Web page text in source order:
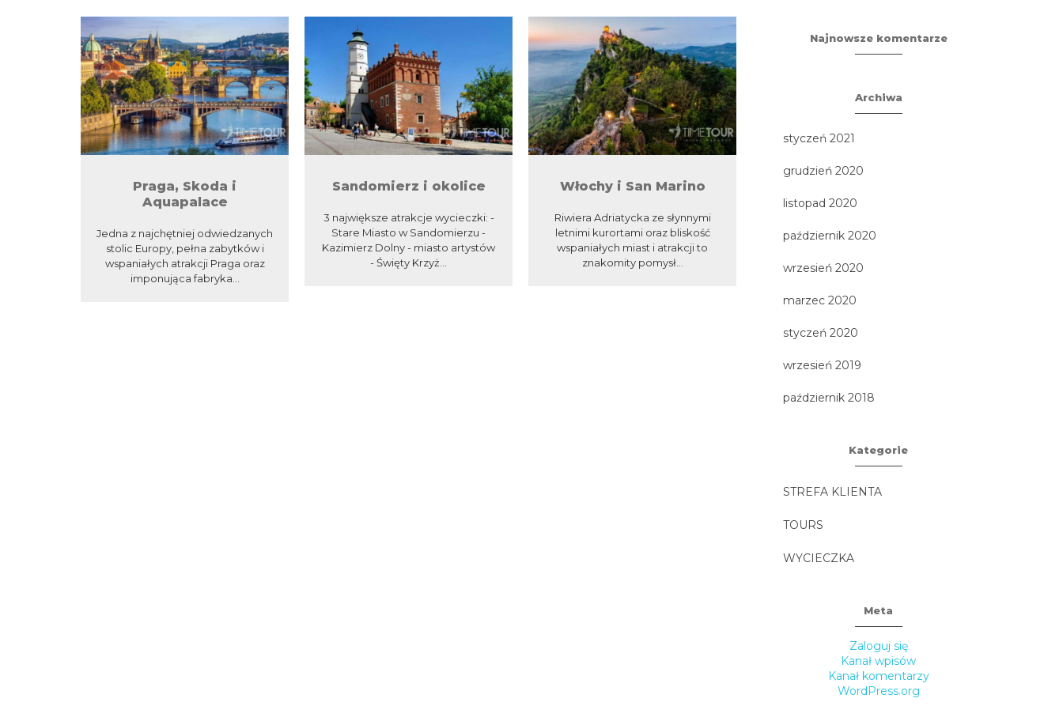
Praga, Skoda i
Aquapalace
Jedna z najchętniej odwiedzanych
stolic Europy, pełna zabytków i
wspaniałych atrakcji Praga oraz
imponująca fabryka...
Sandomierz i okolice
3 największe atrakcje wycieczki: -
Stare Miasto w Sandomierzu -
Kazimierz Dolny - miasto artystów
- Święty Krzyż...
Włochy i San Marino
Riwiera Adriatycka ze słynnymi
letnimi kurortami oraz bliskość
wspaniałych miast i atrakcji to
znakomity pomysł...
zachwycająca przyroda
imponujących miast i parków
Najnowsze komentarze
Archiwa
styczeń 2021
grudzień 2020
listopad 2020
październik 2020
wrzesień 2020
marzec 2020
styczeń 2020
wrzesień 2019
październik 2018
Kategorie
STREFA KLIENTA
TOURS
WYCIECZKA
Meta
Zaloguj się
Kanał wpisów
Kanał komentarzy
WordPress.org